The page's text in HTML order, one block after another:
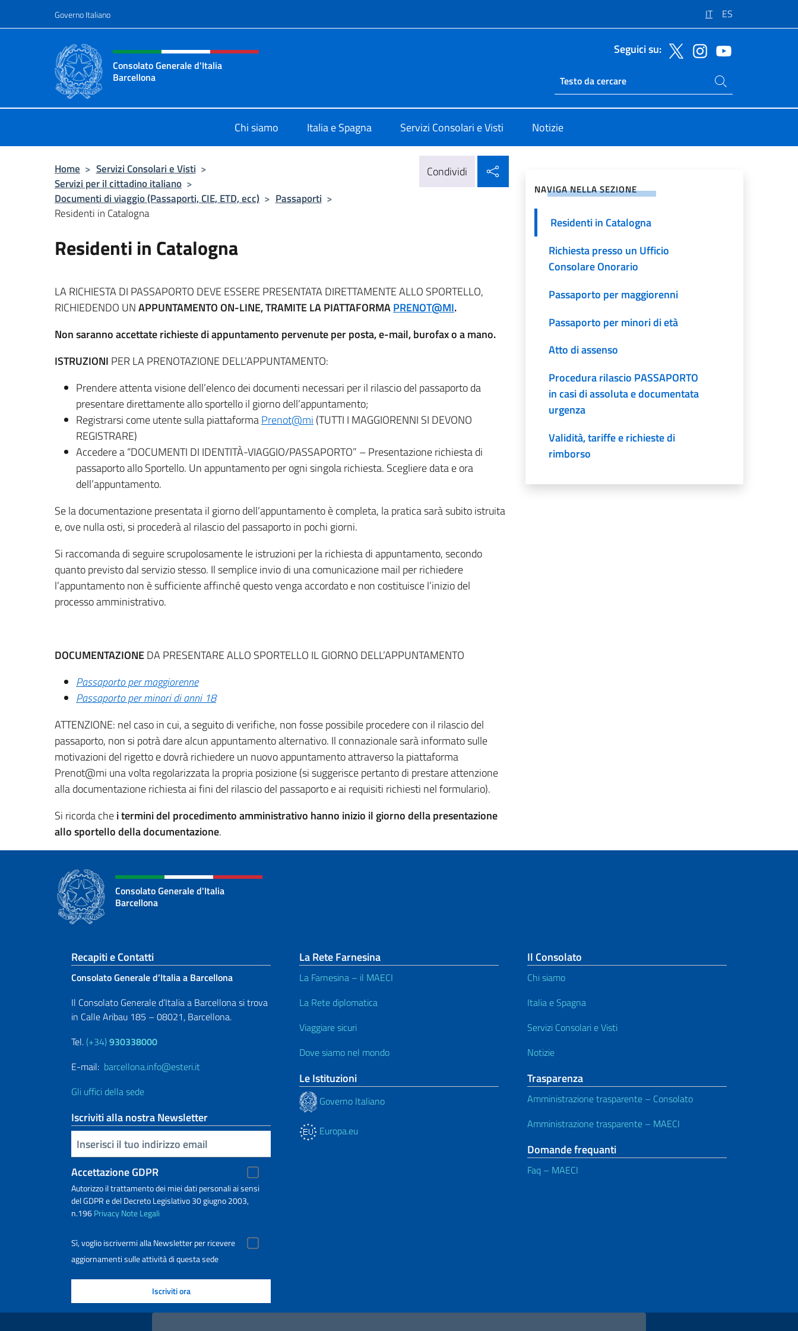
Governo Italiano IT ES
Intestazione sito, social e menù
Consolato Generale d'Italia
Barcellona
Seguici su:
Ricerca sito live
Cerca nel sito
Chi siamo Italia e Spagna Servizi Consolari e Visti Notizie
Home > Servizi Consolari e Visti >
Servizi per il cittadino italiano >
Documenti di viaggio (Passaporti, CIE, ETD, ecc) > Passaporti >
Residenti in Catalogna
Condividi
Residenti in Catalogna
LA RICHIESTA DI PASSAPORTO DEVE ESSERE PRESENTATA DIRETTAMENTE ALLO SPORTELLO,
RICHIEDENDO UNAPPUNTAMENTO ON-LINE, TRAMITE LA PIATTAFORMAPRENOT@MI.
Non saranno accettate richieste di appuntamento pervenute per posta, e-mail, burofax o a mano.
ISTRUZIONI PER LA PRENOTAZIONE DELL’APPUNTAMENTO:
Prendere attenta visione dell’elenco dei documenti necessari per il rilascio del passaporto da
presentare direttamente allo sportello il giorno dell’appuntamento;
Registrarsi come utente sulla piattaformaPrenot@mi (TUTTI I MAGGIORENNI SI DEVONO
REGISTRARE)
Accedere a “DOCUMENTI DI IDENTITÀ-VIAGGIO/PASSAPORTO” – Presentazione richiesta di
passaporto allo Sportello. Un appuntamento per ogni singola richiesta. Scegliere data e ora
dell’appuntamento.
Se la documentazione presentata il giorno dell’appuntamento è completa, la pratica sarà subito istruita
e, ove nulla osti, si procederà al rilascio del passaporto in pochi giorni.
Si raccomanda di seguire scrupolosamente le istruzioni per la richiesta di appuntamento, secondo
quanto previsto dal servizio stesso. Il semplice invio di una comunicazione mail per richiedere
l’appuntamento non è sufficiente affinché questo venga accordato e non costituisce l’inizio del
processo amministrativo.
DOCUMENTAZIONEDA PRESENTARE ALLO SPORTELLO IL GIORNO DELL’APPUNTAMENTO
Passaporto per maggiorenne
Passaporto per minori di anni 18
ATTENZIONE: nel caso in cui, a seguito di verifiche, non fosse possibile procedere con il rilascio del
passaporto, non si potrà dare alcun appuntamento alternativo. Il connazionale sarà informato sulle
motivazioni del rigetto e dovrà richiedere un nuovo appuntamento attraverso la piattaforma
Prenot@mi una volta regolarizzata la propria posizione (si suggerisce pertanto di prestare attenzione
alla documentazione richiesta ai fini del rilascio del passaporto e ai requisiti richiesti nel formulario).
Si ricorda chei termini del procedimento amministrativo hanno inizio il giorno della presentazione
allo sportello della documentazione.
NAVIGA NELLA SEZIONE
Residenti in Catalogna
Richiesta presso un Ufficio
Consolare Onorario
Passaporto per maggiorenni
Passaporto per minori di età
Atto di assenso
Procedura rilascio PASSAPORTO
in casi di assoluta e documentata
urgenza
Validità, tariffe e richieste di
rimborso
Consolato Generale d'Italia
Barcellona
Sezione footer
Recapiti e Contatti
Consolato Generale d’Italia a Barcellona
Il Consolato Generale d’Italia a Barcellona si trova
in Calle Aribau 185 – 08021, Barcellona.
Tel. (+34) 930338000
E-mail: barcellona.info@esteri.it
Gli uffici della sede
Iscriviti alla nostra Newsletter
Inserisci la tua email
Accettazione GDPR
Autorizzo il trattamento dei miei dati personali ai sensi
del GDPR e del Decreto Legislativo 30 giugno 2003,
n.196PrivacyNote Legali
Sì, voglio iscrivermi alla Newsletter per ricevere
aggiornamenti sulle attività di questa sede
La Rete Farnesina
La Farnesina – il MAECI
La Rete diplomatica
Viaggiare sicuri
Dove siamo nel mondo
Le Istituzioni
Governo Italiano
Europa.eu
Il Consolato
Chi siamo
Italia e Spagna
Servizi Consolari e Visti
Notizie
Trasparenza
Amministrazione trasparente – Consolato
Amministrazione trasparente – MAECI
Domande frequanti
Faq – MAECI